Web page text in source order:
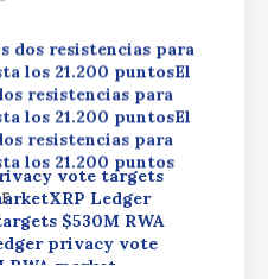
dos resistencias para
los 21.200 puntosEl
resistencias para
los 21.200 puntosEl
resistencias para
los 21.200 puntos
vote targets
Ledger
$530M RWA
privacy vote
RWA market